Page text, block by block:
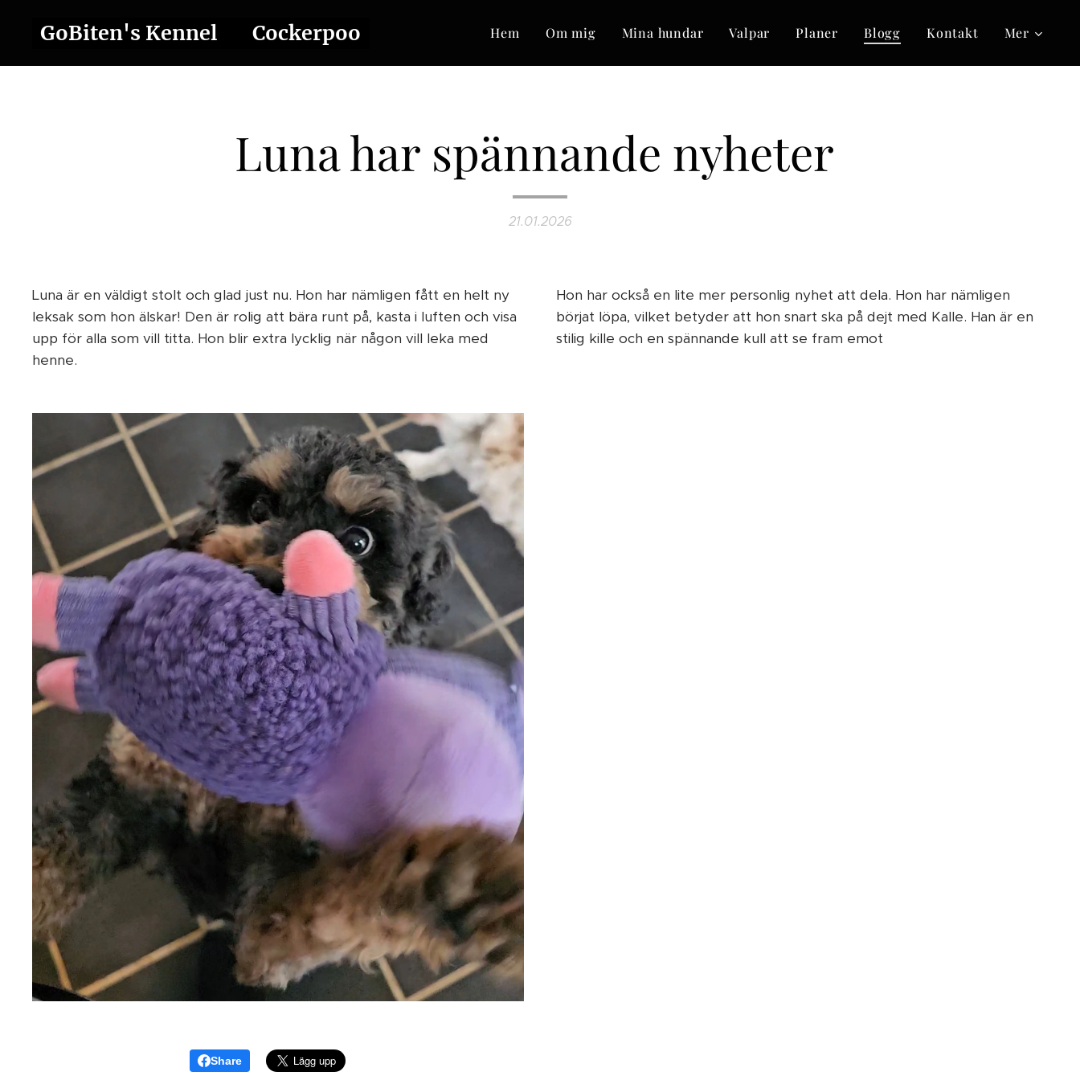
GoBiten's Kennel ❤️ Cockerpoo Hem Om mig Mina hundar Valpar Planer Blogg Kontakt Mer
Luna har spännande nyheter
21.01.2026
Luna är en väldigt stolt och glad just nu. Hon har nämligen fått en helt ny
leksak som hon älskar! Den är rolig att bära runt på, kasta i luften och visa
upp för alla som vill titta. Hon blir extra lycklig när någon vill leka med
henne.
Hon har också en lite mer personlig nyhet att dela. Hon har nämligen
börjat löpa, vilket betyder att hon snart ska på dejt med Kalle. Han är en
stilig kille och en spännande kull att se fram emot 🥰
Share